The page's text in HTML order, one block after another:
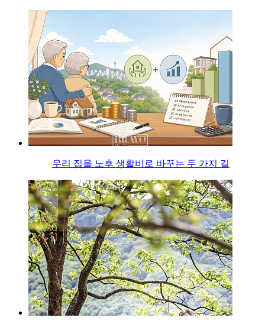
우리 집을 노후 생활비로 바꾸는 두 가지 길